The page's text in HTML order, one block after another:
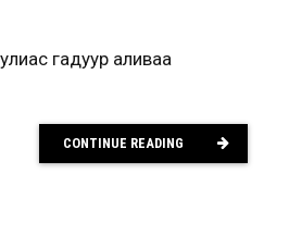
гадуур аливаа
CONTINUE READING